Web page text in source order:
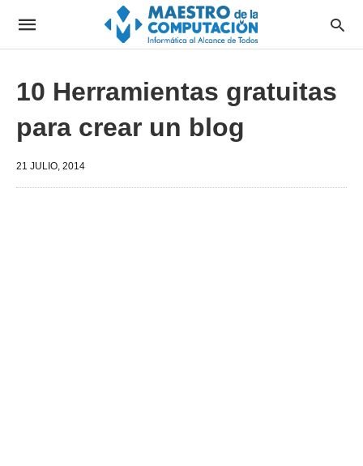
10 Herramientas gratuitas
para crear un blog
21 JULIO, 2014